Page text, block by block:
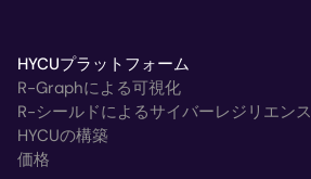
HYCUプラットフォーム
R-Graphによる可視化
R-シールドによるサイバーレジリエンス
HYCUの構築
価格